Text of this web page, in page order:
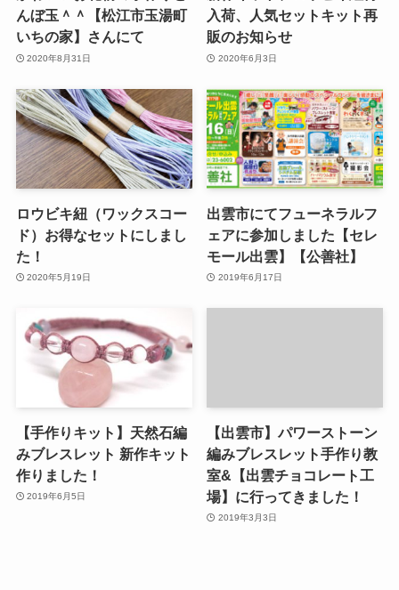
んぼ玉＾＾【松江市玉湯町
いちの家】さんにて
2020年8月31日
入荷、人気セットキット再
販のお知らせ
2020年6月3日
ロウビキ紐（ワックスコー
ド）お得なセットにしまし
た！
2020年5月19日
出雲市にてフューネラルフ
ェアに参加しました【セレ
モール出雲】【公善社】
2019年6月17日
【手作りキット】天然石編
みブレスレット 新作キット
作りました！
2019年6月5日
【出雲市】パワーストーン
編みブレスレット手作り教
室&【出雲チョコレート工
場】に行ってきました！
2019年3月3日